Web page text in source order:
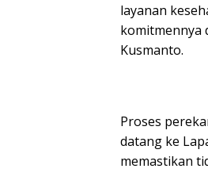
layanan
komitmennya
Kusmanto.
Proses
datang ke
memastikan